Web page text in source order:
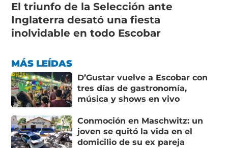
El triunfo de la Selección ante
Inglaterra desató una fiesta
inolvidable en todo Escobar
MÁS LEÍDAS
D’Gustar vuelve a Escobar con
tres días de gastronomía,
música y shows en vivo
Conmoción en Maschwitz: un
joven se quitó la vida en el
domicilio de su ex pareja